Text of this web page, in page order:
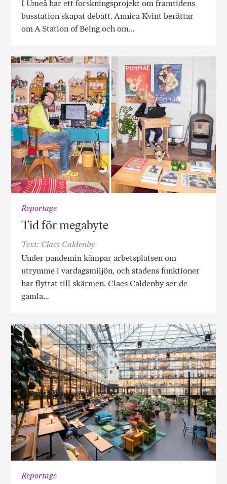
I Umeå har ett forskningsprojekt om framtidens
busstation skapat debatt. Annica Kvint berättar
om A Station of Being och om…
Reportage
Tid för megabyte
Text: Claes Caldenby
Under pandemin kämpar arbetsplatsen om
utrymme i vardagsmiljön, och stadens funktioner
har flyttat till skärmen. Claes Caldenby ser de
gamla…
Reportage